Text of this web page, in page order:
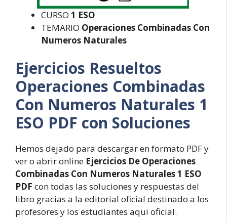
CURSO 1 ESO
TEMARIO Operaciones Combinadas Con
Numeros Naturales
Ejercicios Resueltos
Operaciones Combinadas
Con Numeros Naturales 1
ESO PDF con Soluciones
Hemos dejado para descargar en formato PDF y
ver o abrir online Ejercicios De Operaciones
Combinadas Con Numeros Naturales 1 ESO
PDF con todas las soluciones y respuestas del
libro gracias a la editorial oficial destinado a los
profesores y los estudiantes aqui oficial.